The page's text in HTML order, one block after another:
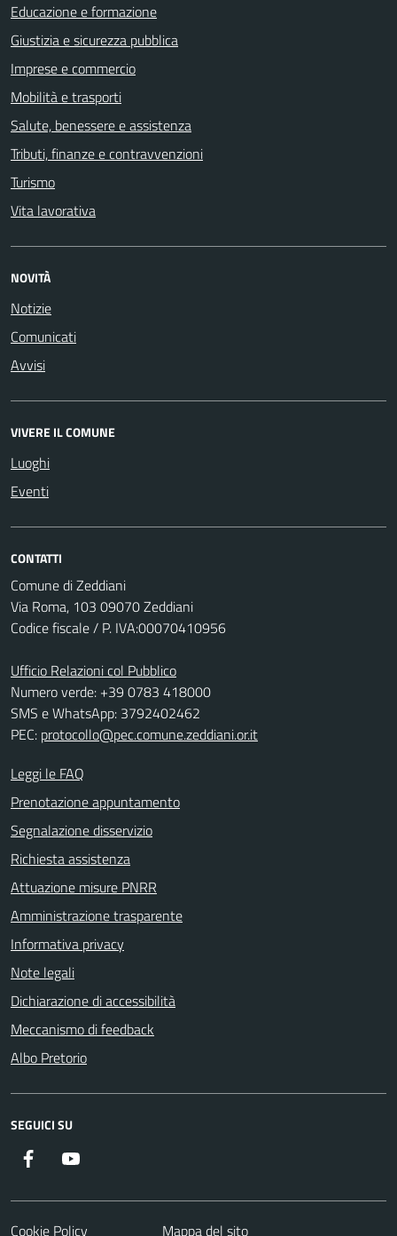
Educazione e formazione
Giustizia e sicurezza pubblica
Imprese e commercio
Mobilità e trasporti
Salute, benessere e assistenza
Tributi, finanze e contravvenzioni
Turismo
Vita lavorativa
NOVITÀ
Notizie
Comunicati
Avvisi
VIVERE IL COMUNE
Luoghi
Eventi
CONTATTI
Comune di Zeddiani
Via Roma, 103 09070 Zeddiani
Codice fiscale / P. IVA:00070410956
Ufficio Relazioni col Pubblico
Numero verde: +39 0783 418000
SMS e WhatsApp: 3792402462
PEC: protocollo@pec.comune.zeddiani.or.it
Leggi le FAQ
Prenotazione appuntamento
Segnalazione disservizio
Richiesta assistenza
Attuazione misure PNRR
Amministrazione trasparente
Informativa privacy
Note legali
Dichiarazione di accessibilità
Meccanismo di feedback
Albo Pretorio
SEGUICI SU
Facebook
Cookie Policy Mappa del sito